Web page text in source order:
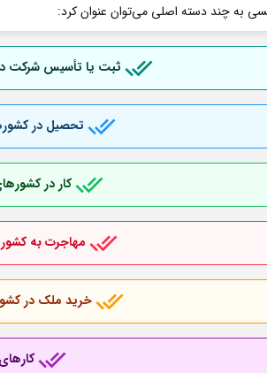
به چند دسته اصلی می‌توان عنوان کرد:
ثبت یا تأسیس شرکت
تحصیل در
کار در
مهاجرت به
خرید ملک در